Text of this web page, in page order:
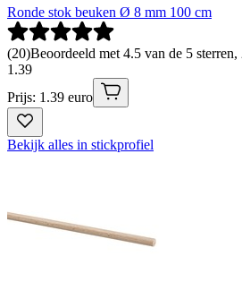
Ronde stok beuken Ø 8 mm 100 cm
(20)Beoordeeld met 4.5 van de 5
1 .39
Prijs: 1.39 euro
Bekijk alles in stickprofiel